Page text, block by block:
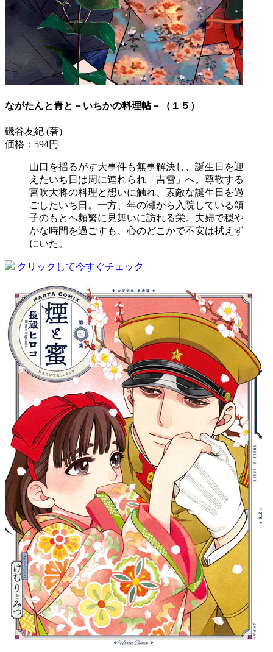
ながたんと青と－いちかの料理帖－（１５）
磯谷友紀 (著)
価格：594円
山口を揺るがす大事件も無事解決し、誕生日を迎
えたいち日は周に連れられ「吉雪」へ。尊敬する
宮吹大将の料理と想いに触れ、素敵な誕生日を過
ごしたいち日。一方、年の瀬から入院している頌
子のもとへ頻繁に見舞いに訪れる栄。夫婦で穏や
かな時間を過ごすも、心のどこかで不安は拭えず
にいた。
クリックして今すぐチェック